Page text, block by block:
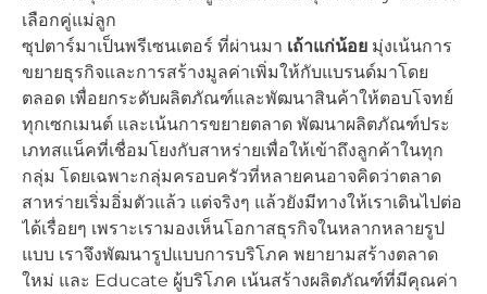
เลือกคู่แม่ลูก
ซุปตาร์มาเป็นพรีเซนเตอร์ ที่ผ่านมา เถ้าแก่น้อย มุ่งเน้นการ
ขยายธุรกิจและการสร้างมูลค่าเพิ่มให้กับแบรนด์มาโดย
ตลอด เพื่อยกระดับผลิตภัณฑ์และพัฒนาสินค้าให้ตอบโจทย์
ทุกเซกเมนต์ และเน้นการขยายตลาด พัฒนาผลิตภัณฑ์ประ
เภทสแน็คที่เชื่อมโยงกับสาหร่ายเพื่อให้เข้าถึงลูกค้าในทุก
กลุ่ม โดยเฉพาะกลุ่มครอบครัวที่หลายคนอาจคิดว่าตลาด
สาหร่ายเริ่มอิ่มตัวแล้ว แต่จริงๆ แล้วยังมีทางให้เราเดินไปต่อ
ได้เรื่อยๆ เพราะเรามองเห็นโอกาสธุรกิจในหลากหลายรูป
แบบ เราจึงพัฒนารูปแบบการบริโภค พยายามสร้างตลาด
ใหม่ และ Educate ผู้บริโภค เน้นสร้างผลิตภัณฑ์ที่มีคุณค่า